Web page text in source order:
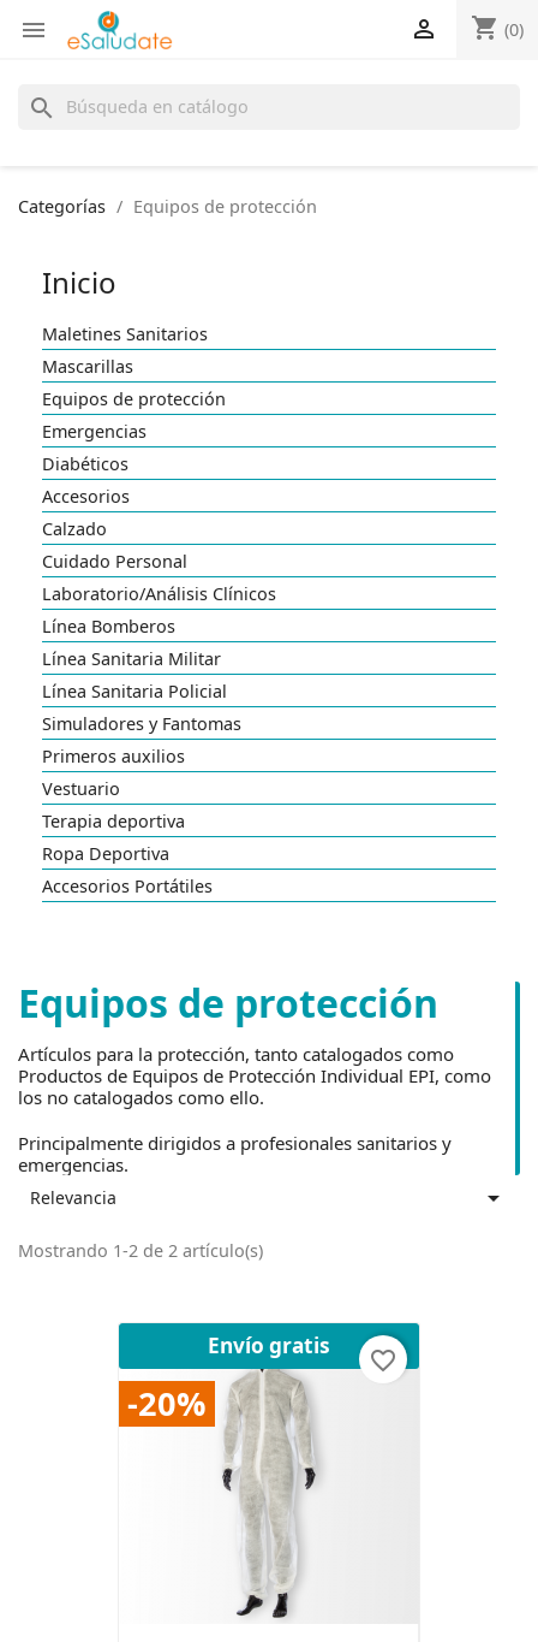
 shopping_cart (0)

search
Categorías Equipos de protección
Inicio
Maletines Sanitarios
Mascarillas
Equipos de protección
Emergencias
Diabéticos
Accesorios
Calzado
Cuidado Personal
Laboratorio/Análisis Clínicos
Línea Bomberos
Línea Sanitaria Militar
Línea Sanitaria Policial
Simuladores y Fantomas
Primeros auxilios
Vestuario
Terapia deportiva
Ropa Deportiva
Accesorios Portátiles
Equipos de protección
Artículos para la protección, tanto catalogados como
Productos de Equipos de Protección Individual EPI, como
los no catalogados como ello.
Principalmente dirigidos a profesionales sanitarios y
emergencias.
Relevancia 
Mostrando 1-2 de 2 artículo(s)
Envío gratis
-20%
favorite_border